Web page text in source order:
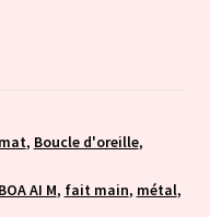
, Boucle d'oreille,
BOA AI M, fait main, métal,